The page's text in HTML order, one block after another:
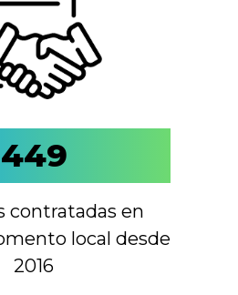
449
contratadas en
local desde
2016